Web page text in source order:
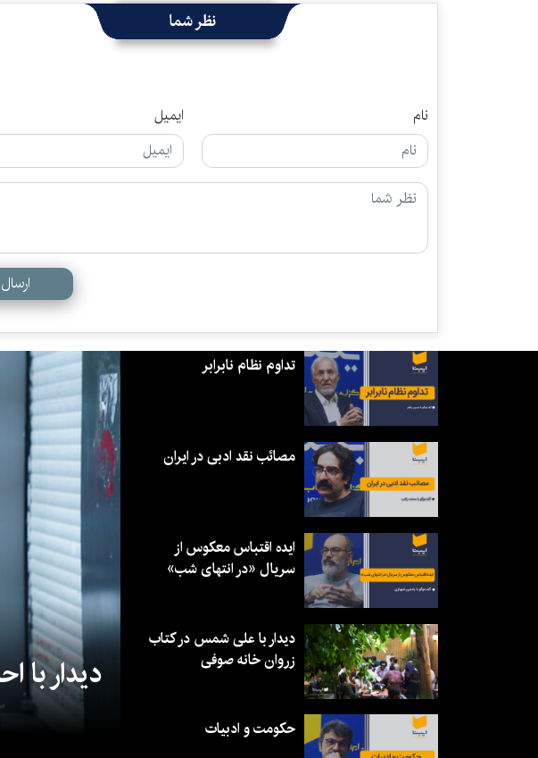
نظر شما
نام ایمیل
ارسال
دیدار با
تداوم نظام نابرابر
مصائب نقد ادبی در ایران
ایده اقتباس معکوس از
سریال «در انتهای شب»
دیدار با علی شمس در کتاب
زروان خانه صوفی
حکومت و ادبیات